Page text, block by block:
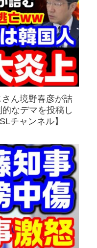
さん境野春彦が詰
なデマを投稿し
チャンネル】